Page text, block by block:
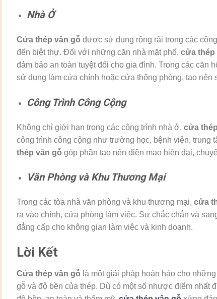
Nhà Ở
Cửa thép vân gỗ được sử dụng rộng rãi trong các
đến biệt thự. Đối với những căn nhà mặt phố, cửa thép
đảm bảo an toàn tuyệt đối cho gia đình. Trong các căn
sử dụng làm cửa chính hoặc cửa thông phòng, tạo nên
Công Trình Công Cộng
Không chỉ giới hạn trong các công trình nhà ở, cửa
công trình công cộng như trường học, bệnh viện, trung
thép vân gỗ góp phần tạo nên diện mạo hiện đại,
Văn Phòng và Khu Thương Mại
Trong các tòa nhà văn phòng và khu thương mại, cửa
ra vào chính, cửa phòng làm việc. Sự chắc chắn và
đẳng cấp cho không gian làm việc và kinh doanh.
Lời Kết
Cửa thép vân gỗ là một giải pháp hoàn hảo cho
gỗ và độ bền của thép. Dù có một số nhược điểm